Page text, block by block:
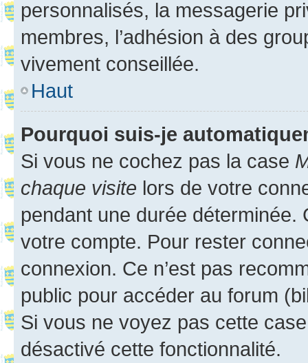
personnalisés, la messagerie
membres, l’adhésion à des
vivement conseillée.
Haut
Pourquoi suis-je
Si vous ne cochez pas la case
chaque visite lors de votre
pendant une durée déterminée.
votre compte. Pour rester
connexion. Ce n’est pas
public pour accéder au forum
Si vous ne voyez pas cette
désactivé cette fonctionnalité.